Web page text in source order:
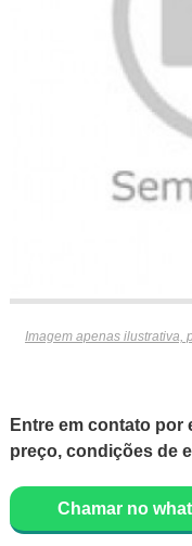
Imagem apenas ilustrativa,
Entre em contato por
preço, condições de
Chamar no